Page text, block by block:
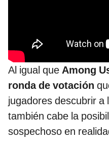
Al igual que Among
ronda de votación
jugadores descubrir
también cabe la
sospechoso en